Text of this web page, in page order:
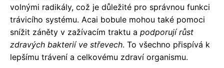
volnými radikály, což je důležité pro správnou funkci
trávicího systému. Acai bobule mohou také pomoci
snížit záněty v zažívacím traktu a podporují růst
zdravých bakterií ve střevech. To všechno přispívá k
lepšímu trávení a celkovému zdraví organismu.